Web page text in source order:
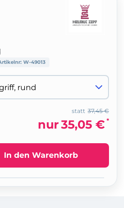
W-49013
37,45 €
statt
nur35,05 € *
In den Warenkorb